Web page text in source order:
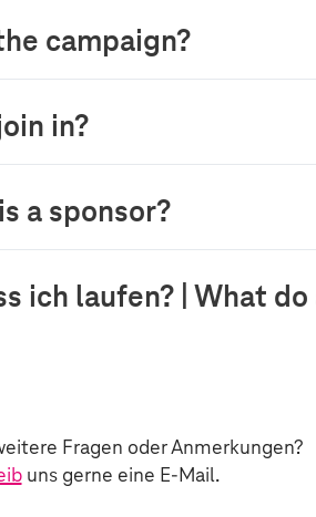
campaign?
in?
a sponsor?
ich laufen? | What
Fragen oder Anmerkungen?
uns gerne eine E-Mail.